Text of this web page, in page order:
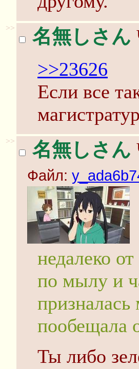
>> 名無しさん
>>23626
Если все
>> 名無しさん
Файл:
недалеко
по мылу и
пообещала
Ты либо